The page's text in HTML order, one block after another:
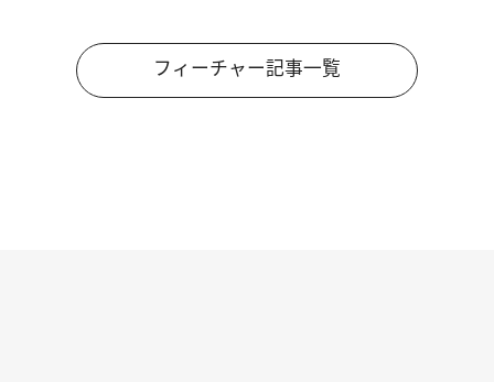
フィーチャー記事一覧